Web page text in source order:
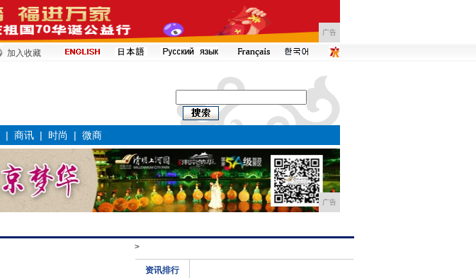
广告
加入收藏
| 商讯 | 时尚 | 微商
广告
>
资讯排行